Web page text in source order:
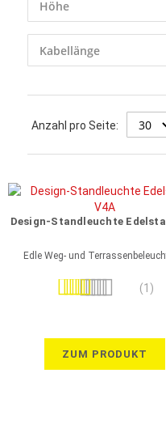
Anzahl pro Seite:
Design-Standleuchte
Edle Weg- und
Bewertung: (1)
ZUM PRODUKT